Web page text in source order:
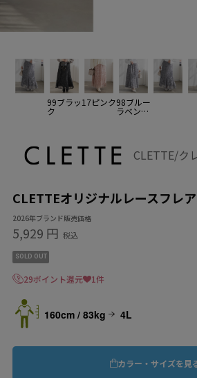
99ブラッ
ク
17ピンク98ブルー
ラベンダ
CLETTE/ク
CLETTEオリジナルレースフレ
2026年ブランド販売価格
5,929 円 税込
SOLD OUT
29ポイント還元 1件
160cm / 83kg 4L
カラー・サイズを見